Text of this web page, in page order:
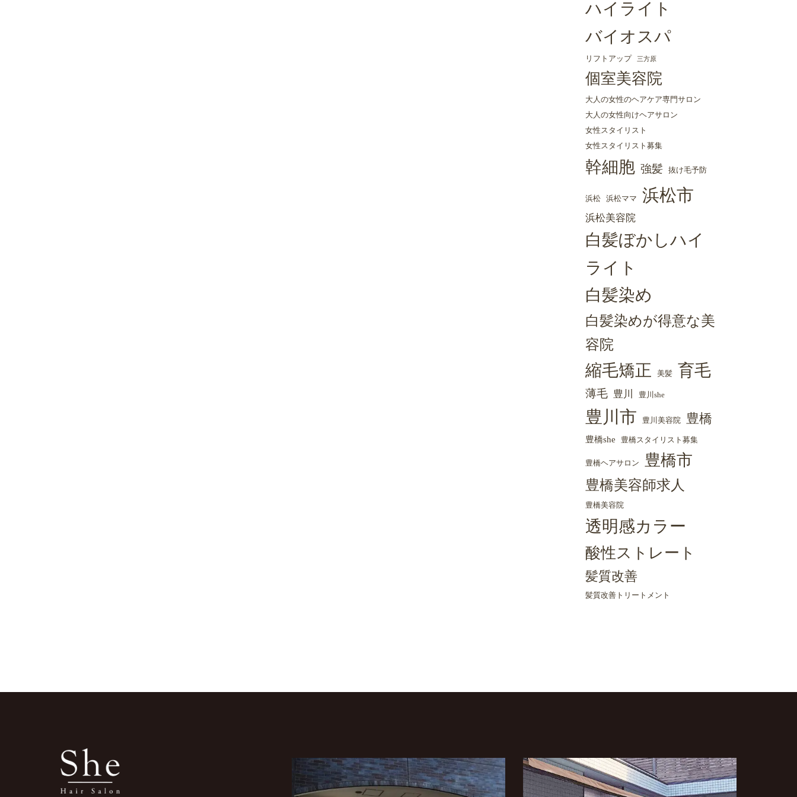
ハイライト
バイオスパ
リフトアップ 三方原
個室美容院
大人の女性のヘアケア専門サロン
大人の女性向けヘアサロン
女性スタイリスト
女性スタイリスト募集
幹細胞 強髪 抜け毛予防
浜松 浜松ママ 浜松市
浜松美容院
白髪ぼかしハイ
ライト
白髪染め
白髪染めが得意な美
容院
縮毛矯正 美髪 育毛
薄毛 豊川 豊川she
豊川市 豊川美容院 豊橋
豊橋she 豊橋スタイリスト募集
豊橋ヘアサロン 豊橋市
豊橋美容師求人
豊橋美容院
透明感カラー
酸性ストレート
髪質改善
髪質改善トリートメント